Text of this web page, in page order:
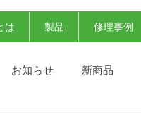
は 製品 修理事例
お知らせ 新商品